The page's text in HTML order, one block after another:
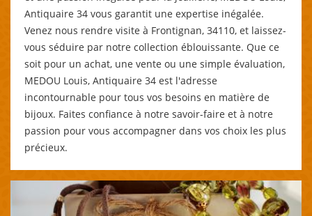
Antiquaire 34 vous garantit une expertise inégalée.
Venez nous rendre visite à Frontignan, 34110, et laissez-
vous séduire par notre collection éblouissante. Que ce
soit pour un achat, une vente ou une simple évaluation,
MEDOU Louis, Antiquaire 34 est l'adresse
incontournable pour tous vos besoins en matière de
bijoux. Faites confiance à notre savoir-faire et à notre
passion pour vous accompagner dans vos choix les plus
précieux.